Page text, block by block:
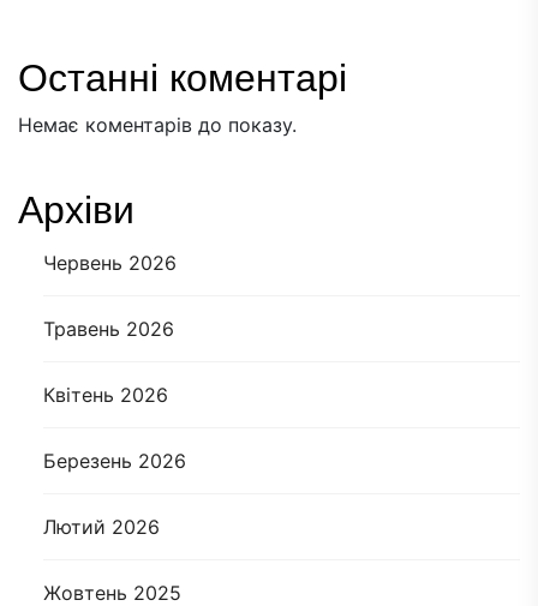
Останні коментарі
Немає коментарів до показу.
Архіви
Червень 2026
Травень 2026
Квітень 2026
Березень 2026
Лютий 2026
Жовтень 2025